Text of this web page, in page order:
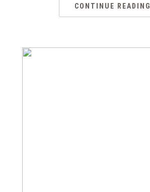
CONTINUE READING